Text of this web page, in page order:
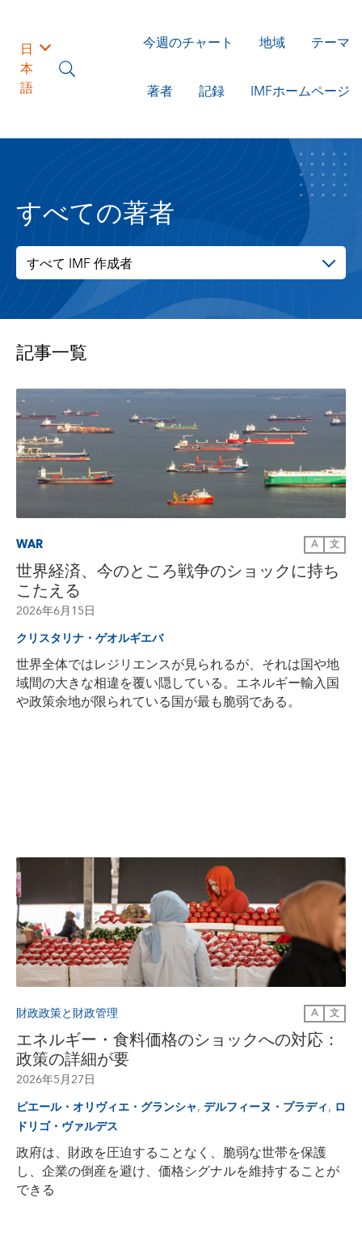
日
本
語
今週のチャート 地域 テーマ
著者 記録 IMFホームページ
すべての著者
すべて IMF 作成者
記事一覧
WAR A 文
世界経済、今のところ戦争のショックに持ち
こたえる
2026年6月15日
クリスタリナ・ゲオルギエバ
世界全体ではレジリエンスが見られるが、それは国や地
域間の大きな相違を覆い隠している。エネルギー輸入国
や政策余地が限られている国が最も脆弱である。
財政政策と財政管理 A 文
エネルギー・食料価格のショックへの対応：
政策の詳細が要
2026年5月27日
ピエール・オリヴィエ・グランシャ, デルフィーヌ・プラディ, ロ
ドリゴ・ヴァルデス
政府は、財政を圧迫することなく、脆弱な世帯を保護
し、企業の倒産を避け、価格シグナルを維持することが
できる